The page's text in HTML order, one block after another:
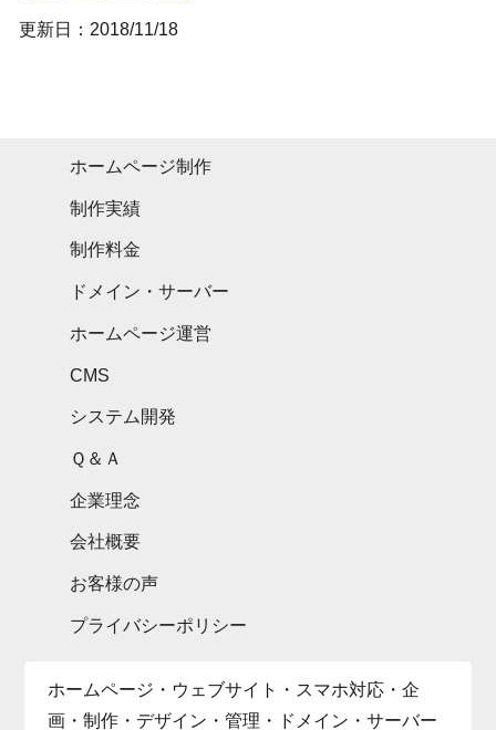
更新日：2018/11/18
ホームページ制作
制作実績
制作料金
ドメイン・サーバー
ホームページ運営
CMS
システム開発
Ｑ＆Ａ
企業理念
会社概要
お客様の声
プライバシーポリシー
ホームページ・ウェブサイト・スマホ対応・企
画・制作・デザイン・管理・ドメイン・サーバー